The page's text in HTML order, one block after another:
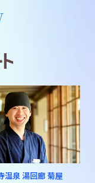
温泉 湯回廊 菊屋